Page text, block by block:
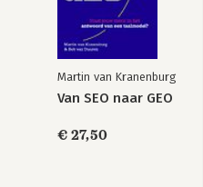
Martin van Kranenburg
Van SEO naar GEO
€ 27,50